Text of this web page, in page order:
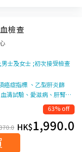
檢查
士及女士 ;初次接受檢查
癌症指標 、乙型肝炎篩
清試驗、愛滋病、肝腎…
63% off
HK$1,990.0